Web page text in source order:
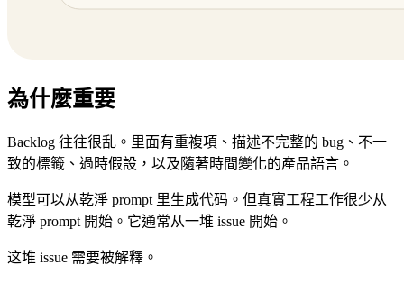
為什麼重要
Backlog 往往很乱。里面有重複項、描述不完整的 bug、不一
致的標籤、過時假設，以及隨著時間變化的產品語言。
模型可以从乾淨 prompt 里生成代码。但真實工程工作很少从
乾淨 prompt 開始。它通常从一堆 issue 開始。
这堆 issue 需要被解釋。